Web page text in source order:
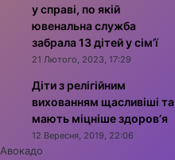
у справі, по якій
ювенальна служба
забрала 13 дітей у сім’ї
21 Лютого, 2023, 17:29
Діти з релігійним
вихованням щасливіші та
мають міцніше здоров’я
12 Вересня, 2019, 22:06
Авокадо